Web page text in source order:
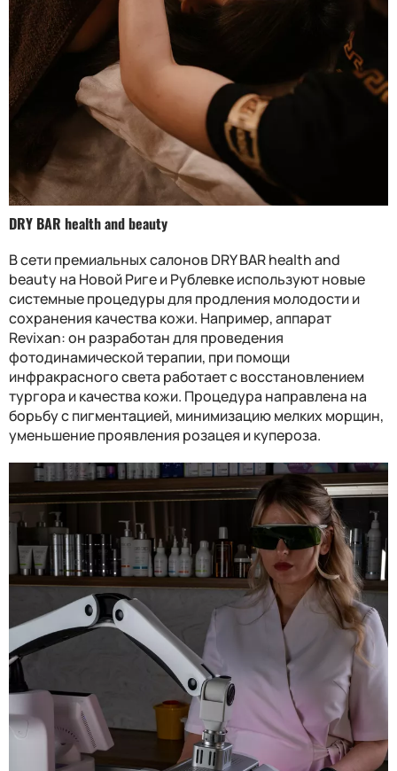
DRY BAR health and beauty
В сети премиальных салонов DRY BAR health and
beauty на Новой Риге и Рублевке используют новые
системные процедуры для продления молодости и
сохранения качества кожи. Например, аппарат
Revixan: он разработан для проведения
фотодинамической терапии, при помощи
инфракрасного света работает с восстановлением
тургора и качества кожи. Процедура направлена на
борьбу с пигментацией, минимизацию мелких морщин,
уменьшение проявления розацея и купероза.